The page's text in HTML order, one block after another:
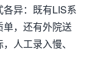
各异：既有LIS系
，还有外院送
人工录入慢、